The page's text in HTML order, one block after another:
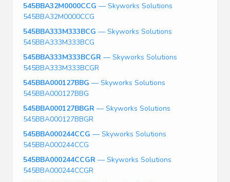
545BBA32M0000CCG — Skyworks Solutions
545BBA32M0000CCG
545BBA333M333BCG — Skyworks Solutions
545BBA333M333BCG
545BBA333M333BCGR — Skyworks Solutions
545BBA333M333BCGR
545BBA000127BBG — Skyworks Solutions
545BBA000127BBG
545BBA000127BBGR — Skyworks Solutions
545BBA000127BBGR
545BBA000244CCG — Skyworks Solutions
545BBA000244CCG
545BBA000244CCGR — Skyworks Solutions
545BBA000244CCGR